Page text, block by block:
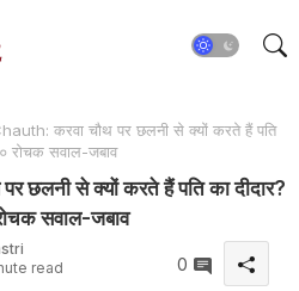
करवा चौथ पर छलनी से क्यों करते हैं पति
रोचक सवाल-जबाव
छलनी से क्यों करते हैं पति का दीदार?
सवाल-जबाव
read 0